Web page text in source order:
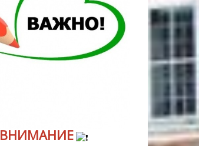
ВНИМАНИЕ